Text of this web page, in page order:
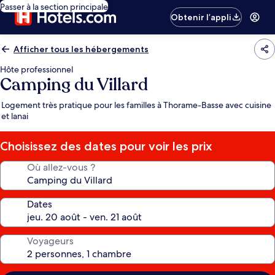
Passer à la section principale
Obtenir l’appli
Afficher tous les hébergements
Hôte professionnel
Camping du Villard
Logement très pratique pour les familles à Thorame-Basse avec cuisine
et lanai
Choisissez des dates pour voir les prix
Où allez-vous ?
Dates
Voyageurs